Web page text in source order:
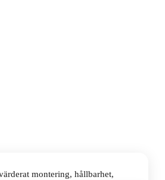
montering, hållbarhet,